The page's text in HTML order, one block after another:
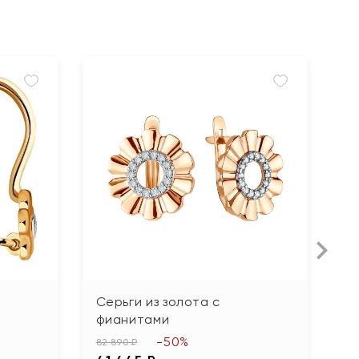
Серьги из золота с
фианитами
82 890 ₽ -50%